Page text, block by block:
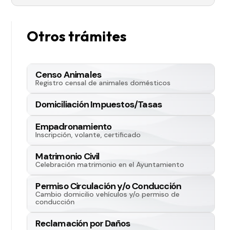
Otros trámites
Censo Animales
Registro censal de animales domésticos
Domiciliación Impuestos/Tasas
Empadronamiento
Inscripción, volante, certificado
Matrimonio Civil
Celebración matrimonio en el Ayuntamiento
Permiso Circulación y/o Conducción
Cambio domicilio vehículos y/o permiso de
conducción
Reclamación por Daños